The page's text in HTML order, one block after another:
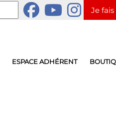
Je
ESPACE ADHÉRENT